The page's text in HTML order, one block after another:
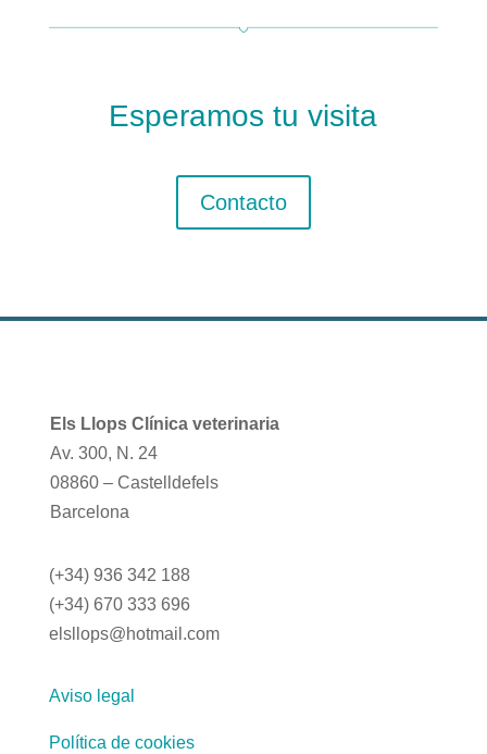
Esperamos tu visita
Contacto
Els Llops Clínica veterinaria
Av. 300, N. 24
08860 – Castelldefels
Barcelona
(+34) 936 342 188
(+34) 670 333 696
elsllops@hotmail.com
Aviso legal
Política de cookies